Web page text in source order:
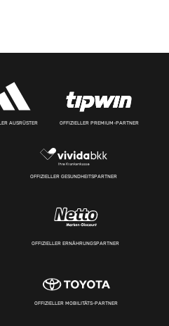
AUSRÜSTER OFFIZIELLER PREMIUM-PARTNER
OFFIZIELLER GESUNDHEITSPARTNER
OFFIZIELLER ERNÄHRUNGSPARTNER
OFFIZIELLER MOBILITÄTS-PARTNER